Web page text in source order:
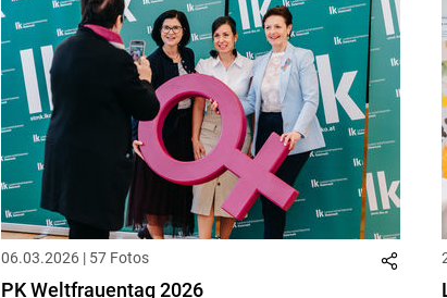
06.03.2026 | 57 Fotos
PK Weltfrauentag 2026